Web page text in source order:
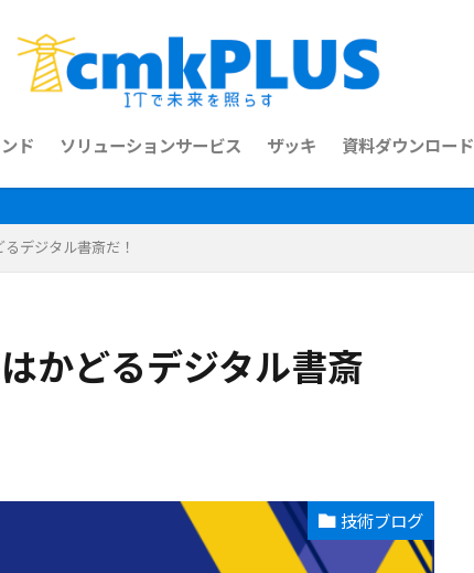
ド ソリューションサービス ザッキ 資料ダウンロード
デジタル書斎だ！
かどるデジタル書斎
技術ブログ